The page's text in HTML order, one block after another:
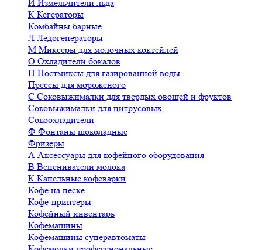
И Измельчители льда
К Кегераторы
Комбайны барные
Л Ледогенераторы
М Миксеры для молочных коктейлей
О Охладители бокалов
П Постмиксы для газированной воды
Прессы для мороженого
С Соковыжималки для твердых овощей и фруктов
Соковыжималки для цитрусовых
Сокоохладители
Ф Фонтаны шоколадные
Фризеры
А Аксессуары для кофейного оборудования
В Вспениватели молока
К Капельные кофеварки
Кофе на песке
Кофе-принтеры
Кофейный инвентарь
Кофемашины
Кофемашины суперавтоматы